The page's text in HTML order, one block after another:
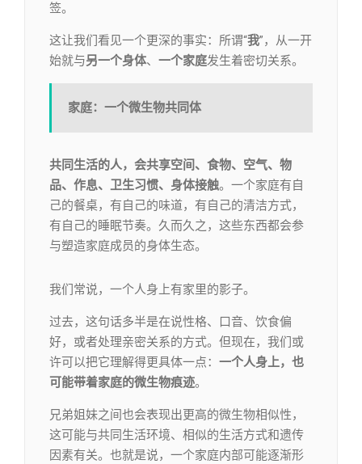
签。
这让我们看见一个更深的事实：所谓“我”，从一开
始就与另一个身体、 一个家庭发生着密切关系。
家庭：一个微生物共同体
共同生活的人，会共享空间、食物、空气、物
品、作息、卫生习惯、身体接触。一个家庭有自
己的餐桌，有自己的味道，有自己的清洁方式，
有自己的睡眠节奏。久而久之，这些东西都会参
与塑造家庭成员的身体生态。
我们常说，一个人身上有家里的影子。
过去，这句话多半是在说性格、口音、饮食偏
好，或者处理亲密关系的方式。但现在，我们或
许可以把它理解得更具体一点： 一个人身上，也
可能带着家庭的微生物痕迹。
兄弟姐妹之间也会表现出更高的微生物相似性，
这可能与共同生活环境、相似的生活方式和遗传
因素有关。也就是说，一个家庭内部可能逐渐形